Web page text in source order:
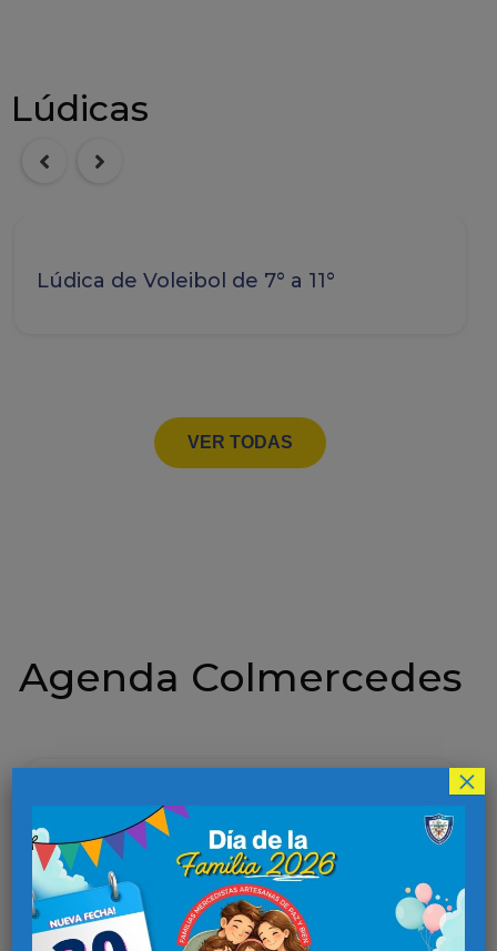
Lúdicas
Lúdica de Voleibol de 7° a 11°
VER TODAS
Agenda Colmercedes
Inicio de clases Preescolar
2026
Leer Más
×